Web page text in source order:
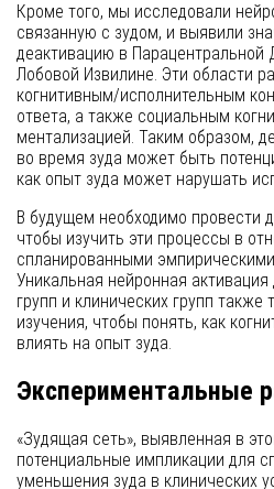
Кроме того, мы исследовали
связанную с зудом, и выявили
деактивацию в Парацентральной
Лобовой Извилине. Эти области
когнитивным/исполнительным
ответа, а также социальным
ментализацией. Таким образом,
во время зуда может быть
как опыт зуда может нарушать
В будущем необходимо провести
чтобы изучить эти процессы в
спланированными
Уникальная нейронная
групп и клинических групп также
изучения, чтобы понять, как
влиять на опыт зуда.
Экспериментальные
«Зудящая сеть», выявленная в
потенциальные импликации для
уменьшения зуда в клинических